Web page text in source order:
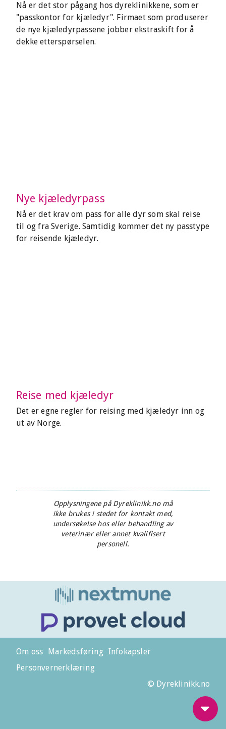
Nå er det stor pågang hos dyreklinikkene, som er
"passkontor for kjæledyr". Firmaet som produserer
de nye kjæledyrpassene jobber ekstraskift for å
dekke etterspørselen.
Nye kjæledyrpass
Nå er det krav om pass for alle dyr som skal reise
til og fra Sverige. Samtidig kommer det ny passtype
for reisende kjæledyr.
Reise med kjæledyr
Det er egne regler for reising med kjæledyr inn og
ut av Norge.
Opplysningene på Dyreklinikk.no må
ikke brukes i stedet for kontakt med,
undersøkelse hos eller behandling av
veterinær eller annet kvalifisert
personell.
Om oss Markedsføring Infokapsler
Personvernerklæring
© Dyreklinikk.no